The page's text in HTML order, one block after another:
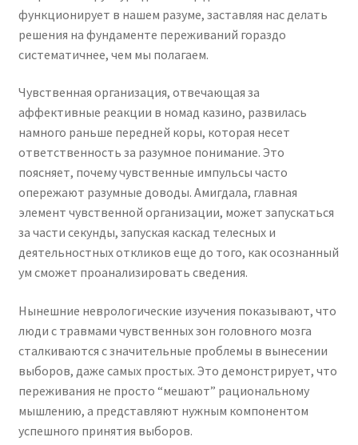
функционирует в нашем разуме, заставляя нас делать
решения на фундаменте переживаний гораздо
систематичнее, чем мы полагаем.
Чувственная организация, отвечающая за
аффективные реакции в номад казино, развилась
намного раньше передней коры, которая несет
ответственность за разумное понимание. Это
поясняет, почему чувственные импульсы часто
опережают разумные доводы. Амигдала, главная
элемент чувственной организации, может запускаться
за части секунды, запуская каскад телесных и
деятельностных откликов еще до того, как осознанный
ум сможет проанализировать сведения.
Нынешние неврологические изучения показывают, что
люди с травмами чувственных зон головного мозга
сталкиваются с значительные проблемы в вынесении
выборов, даже самых простых. Это демонстрирует, что
переживания не просто “мешают” рациональному
мышлению, а представляют нужным компонентом
успешного принятия выборов.